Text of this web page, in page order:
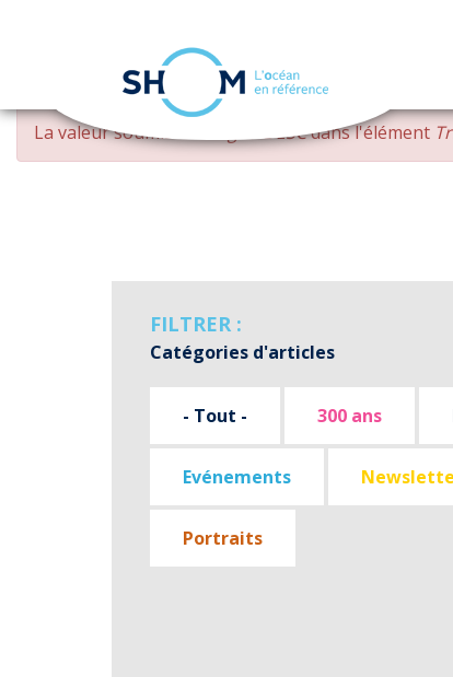
Aller
contenu
MESSAGE
D'ERREUR
La valeur soumise changed DESCdans l'élément
FILTRER :
Catégories d'articles
- Tout - 300 ans
Evénements
Portraits